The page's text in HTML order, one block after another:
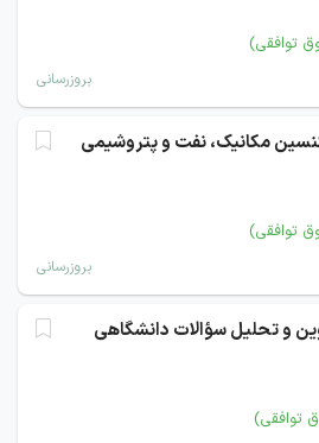
توافقی)
بروزرسانی
مکانیک، نفت و پتروشیمی
توافقی)
بروزرسانی
و تحلیل سؤالات دانشگاهی
توافقی)